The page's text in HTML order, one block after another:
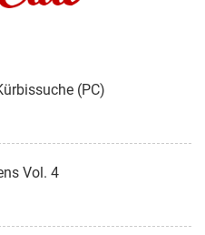
(PC)
Vol. 4